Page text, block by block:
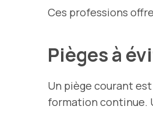
Ces professions
Pièges à
Un piège courant
formation continue.